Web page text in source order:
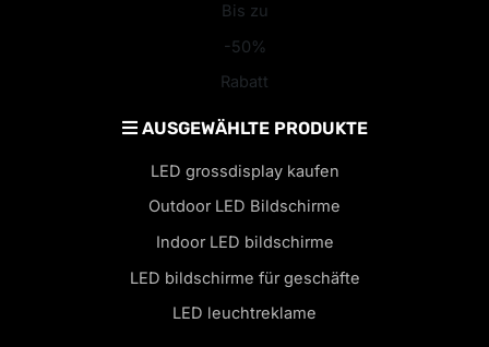
Bis zu
-50%
Rabatt
AUSGEWÄHLTE PRODUKTE
LED grossdisplay kaufen
Outdoor LED Bildschirme
Indoor LED bildschirme
LED bildschirme für geschäfte
LED leuchtreklame